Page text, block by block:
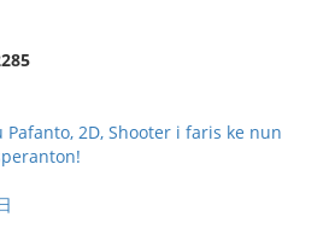
Pafanto, 2D, Shooter i faris ke nun